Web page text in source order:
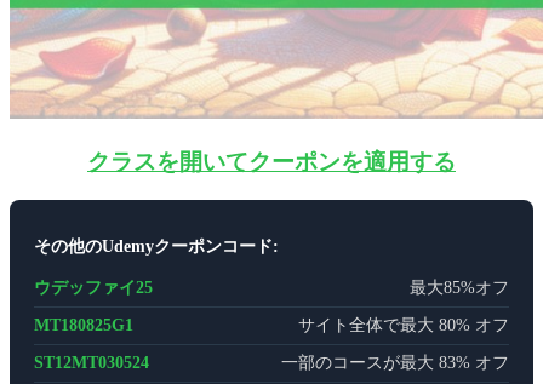
クラスを開いてクーポンを適用する
その他のUdemyクーポンコード:
ウデッファイ25 最大85%オフ
MT180825G1 サイト全体で最大 80% オフ
ST12MT030524 一部のコースが最大 83% オフ